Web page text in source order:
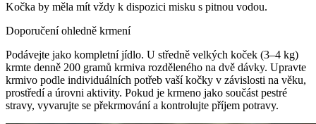
Kočka by měla mít vždy k dispozici misku s pitnou vodou.
Doporučení ohledně krmení
Podávejte jako kompletní jídlo. U středně velkých koček (3–4 kg)
krmte denně 200 gramů krmiva rozděleného na dvě dávky. Upravte
krmivo podle individuálních potřeb vaší kočky v závislosti na věku,
prostředí a úrovni aktivity. Pokud je krmeno jako součást pestré
stravy, vyvarujte se překrmování a kontrolujte příjem potravy.